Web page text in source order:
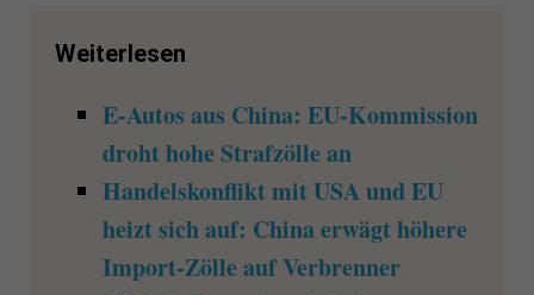
Weiterlesen
E-Autos aus China: EU-Kommission
droht hohe Strafzölle an
Handelskonflikt mit USA und EU
heizt sich auf: China erwägt höhere
Import-Zölle auf Verbrenner